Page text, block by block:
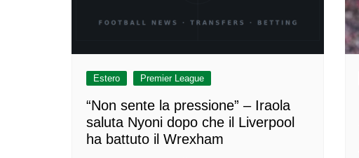
Estero Premier League
“Non sente la pressione” – Iraola
saluta Nyoni dopo che il Liverpool
ha battuto il Wrexham